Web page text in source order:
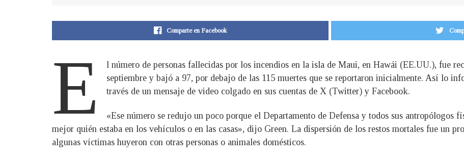
Comparte en Facebook
E
l número de personas fallecidas por los incendios en la isla de Maui, en Hawái (EE.UU.), fue
septiembre y bajó a 97, por debajo de las 115 muertes que se reportaron inicialmente. Así lo
través de un mensaje de video colgado en sus cuentas de X (Twitter) y Facebook.
«Ese número se redujo un poco porque el Departamento de Defensa y todos sus antropólogos
mejor quién estaba en los vehículos o en las casas», dijo Green. La dispersión de los restos mortales fue un
algunas víctimas huyeron con otras personas o animales domésticos.